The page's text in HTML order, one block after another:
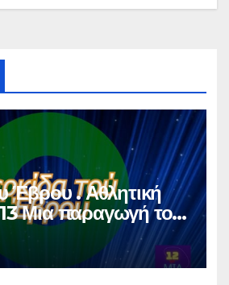
Έβρου . Αθλητική
Μια παραγωγή του
Video Pro